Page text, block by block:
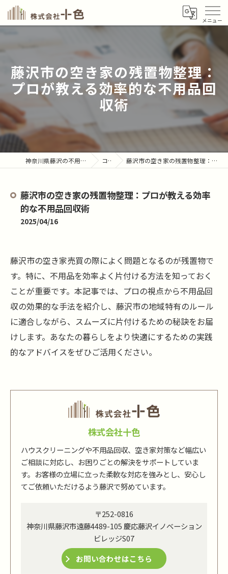
藤沢市の空き家の残置物整理：
プロが教える効率的な不用品回
収術
神奈川県藤沢の不用品回収なら株式会社十色 コラム 藤沢市の空き家の残置物整理：プロが教える効率的な不用品回収術
藤沢市の空き家の残置物整理：プロが教える効率
的な不用品回収術
2025/04/16
藤沢市の空き家売買の際によく問題となるのが残置物で
す。特に、不用品を効率よく片付ける方法を知っておく
ことが重要です。本記事では、プロの視点から不用品回
収の効果的な手法を紹介し、藤沢市の地域特有のルール
に適合しながら、スムーズに片付けるための秘訣をお届
けします。あなたの暮らしをより快適にするための実践
的なアドバイスをぜひご活用ください。
株式会社十色
ハウスクリーニングや不用品回収、空き家対策など幅広い
ご相談に対応し、お困りごとの解決をサポートしていま
す。お客様の立場に立った柔軟な対応を強みとし、安心し
てご依頼いただけるよう藤沢で努めています。
〒252-0816
神奈川県藤沢市遠藤4489-105 慶応藤沢イノベーション
ビレッジS07
お問い合わせはこちら